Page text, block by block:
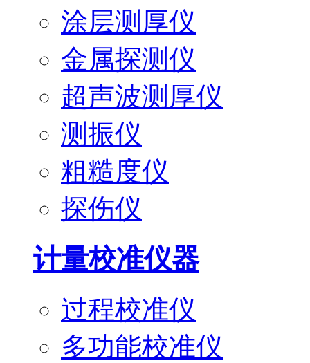
涂层测厚仪
金属探测仪
超声波测厚仪
测振仪
粗糙度仪
探伤仪
计量校准仪器
过程校准仪
多功能校准仪